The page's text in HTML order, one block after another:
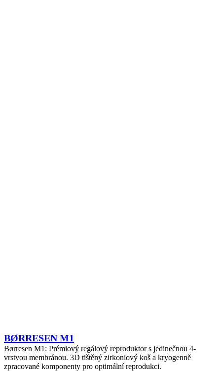
BØRRESEN M1
Børresen M1: Prémiový regálový reproduktor s jedinečnou 4-
vrstvou membránou. 3D tištěný zirkoniový koš a kryogenně
zpracované komponenty pro optimální reprodukci.